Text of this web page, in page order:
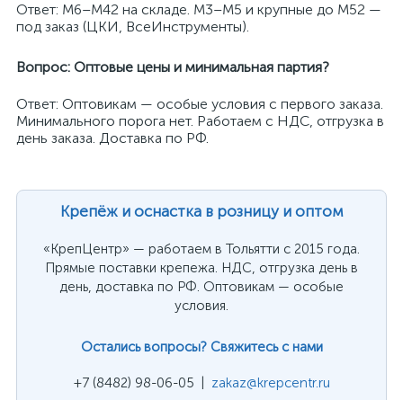
Ответ: M6–M42 на складе. M3–M5 и крупные до M52 —
под заказ (ЦКИ, ВсеИнструменты).
Вопрос: Оптовые цены и минимальная партия?
Ответ: Оптовикам — особые условия с первого заказа.
Минимального порога нет. Работаем с НДС, отгрузка в
день заказа. Доставка по РФ.
Крепёж и оснастка в розницу и оптом
«КрепЦентр» — работаем в Тольятти с 2015 года.
Прямые поставки крепежа. НДС, отгрузка день в
день, доставка по РФ. Оптовикам — особые
условия.
Остались вопросы? Свяжитесь с нами
+7 (8482) 98-06-05 | zakaz@krepcentr.ru